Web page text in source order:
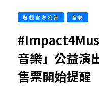
遊戲官方公告 音樂
音樂」公益演
售票開始提醒